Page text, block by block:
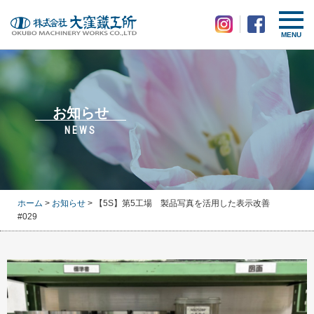
MENU
お知らせ
NEWS
ホーム > お知らせ > 【5S】第5工場 製品写真を活用した表示改善
#029